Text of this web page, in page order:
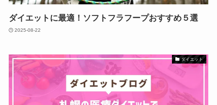
ダイエットに最適！ソフトフラフープおすすめ５選
2025-08-22
ダイエット